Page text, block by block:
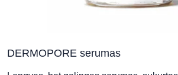
DERMOPORE serumas